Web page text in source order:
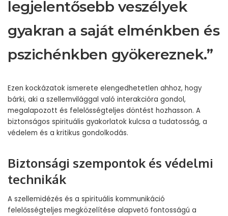
legjelentősebb veszélyek
gyakran a saját elménkben és
pszichénkben gyökereznek.”
Ezen kockázatok ismerete elengedhetetlen ahhoz, hogy
bárki, aki a szellemvilággal való interakcióra gondol,
megalapozott és felelősségteljes döntést hozhasson. A
biztonságos spirituális gyakorlatok kulcsa a tudatosság, a
védelem és a kritikus gondolkodás.
Biztonsági szempontok és védelmi
technikák
A szellemidézés és a spirituális kommunikáció
felelősségteljes megközelítése alapvető fontosságú a